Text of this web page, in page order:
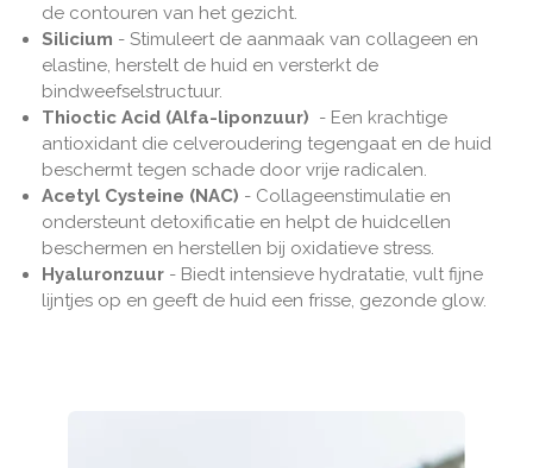
de contouren van het gezicht.
Silicium - Stimuleert de aanmaak van collageen en
elastine, herstelt de huid en versterkt de
bindweefselstructuur.
Thioctic Acid (Alfa-liponzuur) - Een krachtige
antioxidant die celveroudering tegengaat en de huid
beschermt tegen schade door vrije radicalen.
Acetyl Cysteine (NAC) - Collageenstimulatie en
ondersteunt detoxificatie en helpt de huidcellen
beschermen en herstellen bij oxidatieve stress.
Hyaluronzuur - Biedt intensieve hydratatie, vult fijne
lijntjes op en geeft de huid een frisse, gezonde glow.